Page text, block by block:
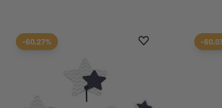
Aggiungi ai preferiti
borrar favoritos
-60,27% -